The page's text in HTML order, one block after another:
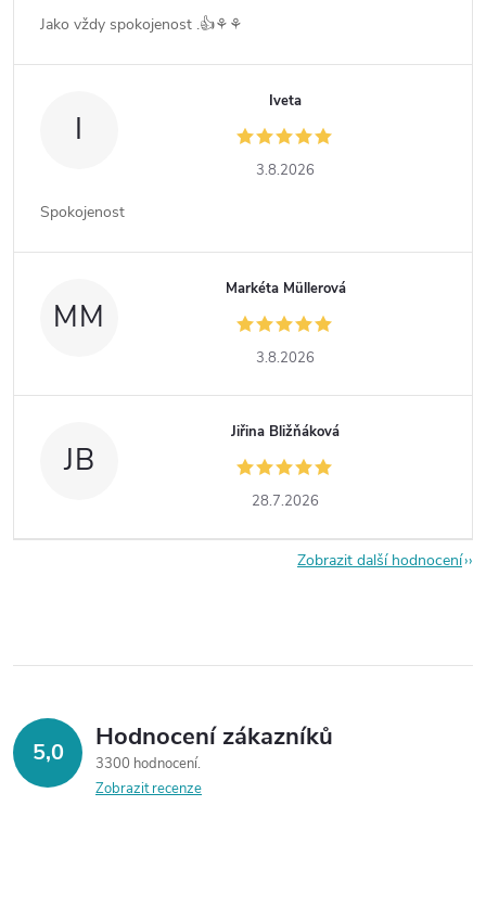
Jako vždy spokojenost .👍⚘️⚘️
I
Iveta
3.8.2026
Spokojenost
MM
Markéta Müllerová
3.8.2026
JB
Jiřina Bližňáková
28.7.2026
Zobrazit další hodnocení
5,0 Hodnocení zákazníků
3300 hodnocení
Zobrazit recenze